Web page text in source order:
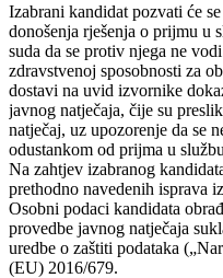
Izabrani kandidat pozvati će
donošenja rješenja o prijmu u
suda da se protiv njega ne
zdravstvenoj sposobnosti za
dostavi na uvid izvornike
javnog natječaja, čije su
natječaj, uz upozorenje da se
odustankom od prijma u
Na zahtjev izabranog
prethodno navedenih isprava
Osobni podaci kandidata
provedbe javnog natječaja
uredbe o zaštiti podataka
(EU) 2016/679.